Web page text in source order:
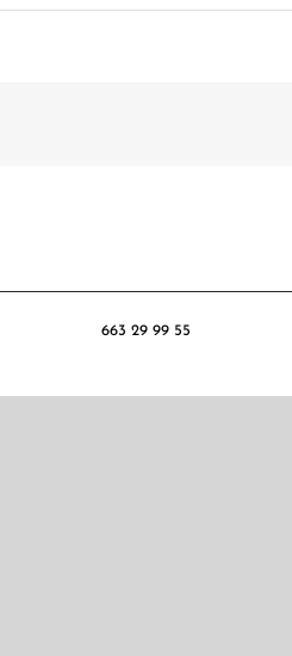
663 29 99 55